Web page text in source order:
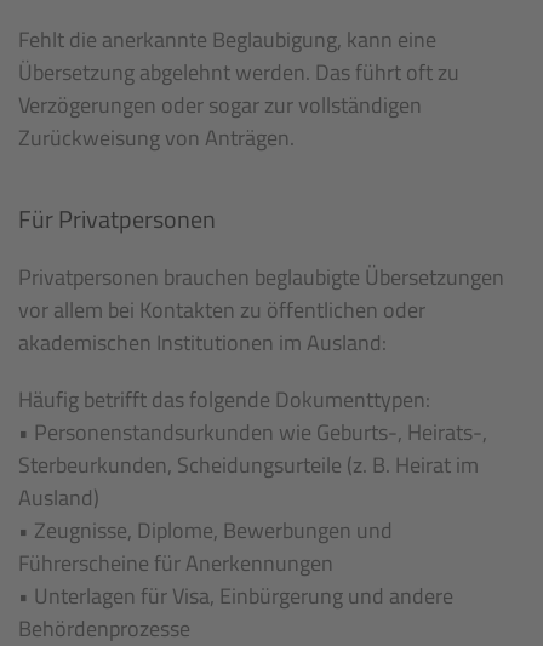
Fehlt die anerkannte Beglaubigung, kann eine
Übersetzung abgelehnt werden. Das führt oft zu
Verzögerungen oder sogar zur vollständigen
Zurückweisung von Anträgen.
Für Privatpersonen
Privatpersonen brauchen beglaubigte Übersetzungen
vor allem bei Kontakten zu öffentlichen oder
akademischen Institutionen im Ausland:
Häufig betrifft das folgende Dokumenttypen:
• Personenstandsurkunden wie Geburts-, Heirats-,
Sterbeurkunden, Scheidungsurteile (z. B. Heirat im
Ausland)
• Zeugnisse, Diplome, Bewerbungen und
Führerscheine für Anerkennungen
• Unterlagen für Visa, Einbürgerung und andere
Behördenprozesse